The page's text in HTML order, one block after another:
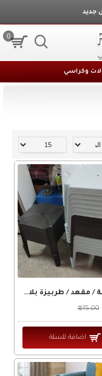
جديد
0
وكراسي
اسكملة / مقعد / طربيزة بلاستيك مربعة سادة الوان
₪15.00
اضافة للسلة